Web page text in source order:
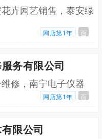
卉园艺销售，泰安绿
网店第1年 百
务有限公司
修，南宁电子仪器
网店第1年 百
限公司